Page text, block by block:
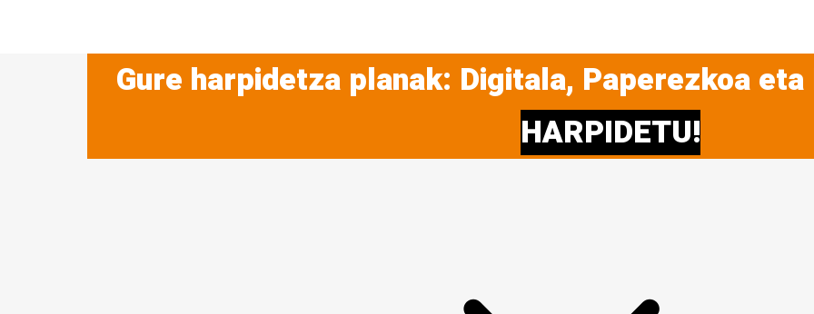
Gure harpidetza planak: Digitala, Paperezkoa
HARPIDETU!